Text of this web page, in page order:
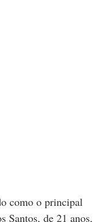
como o principal
Santos, de 21 anos,